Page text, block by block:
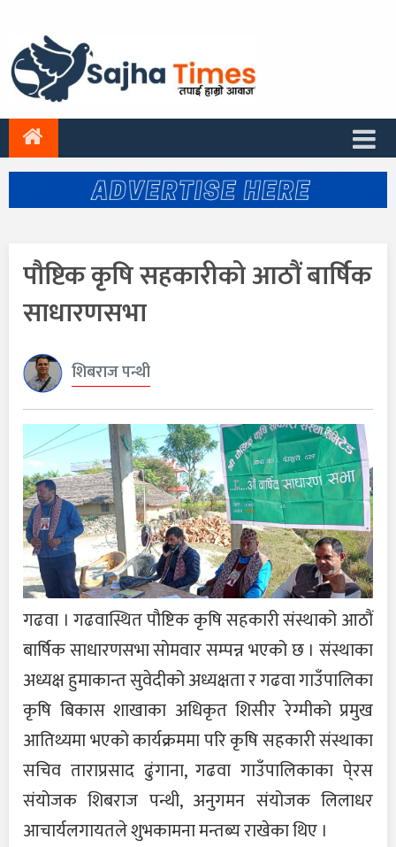
पौष्टिक कृषि सहकारीको आठौं बार्षिक
साधारणसभा
शिबराज पन्थी
गढवा । गढवास्थित पौष्टिक कृषि सहकारी संस्थाको आठौं
बार्षिक साधारणसभा सोमवार सम्पन्न भएको छ । संस्थाका
अध्यक्ष हुमाकान्त सुवेदीको अध्यक्षता र गढवा गाउँपालिका
कृषि बिकास शाखाका अधिकृत शिसीर रेग्मीको प्रमुख
आतिथ्यमा भएको कार्यक्रममा परि कृषि सहकारी संस्थाका
सचिव ताराप्रसाद ढुंगाना, गढवा गाउँपालिकाका पे्रस
संयोजक शिबराज पन्थी, अनुगमन संयोजक लिलाधर
आचार्यलगायतले शुभकामना मन्तब्य राखेका थिए ।